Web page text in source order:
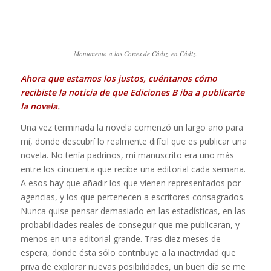
Monumento a las Cortes de Cádiz, en Cádiz.
Ahora que estamos los justos, cuéntanos cómo
recibiste la noticia de que Ediciones B iba a publicarte
la novela.
Una vez terminada la novela comenzó un largo año para
mí, donde descubrí lo realmente difícil que es publicar una
novela. No tenía padrinos, mi manuscrito era uno más
entre los cincuenta que recibe una editorial cada semana.
A esos hay que añadir los que vienen representados por
agencias, y los que pertenecen a escritores consagrados.
Nunca quise pensar demasiado en las estadísticas, en las
probabilidades reales de conseguir que me publicaran, y
menos en una editorial grande. Tras diez meses de
espera, donde ésta sólo contribuye a la inactividad que
priva de explorar nuevas posibilidades, un buen día se me